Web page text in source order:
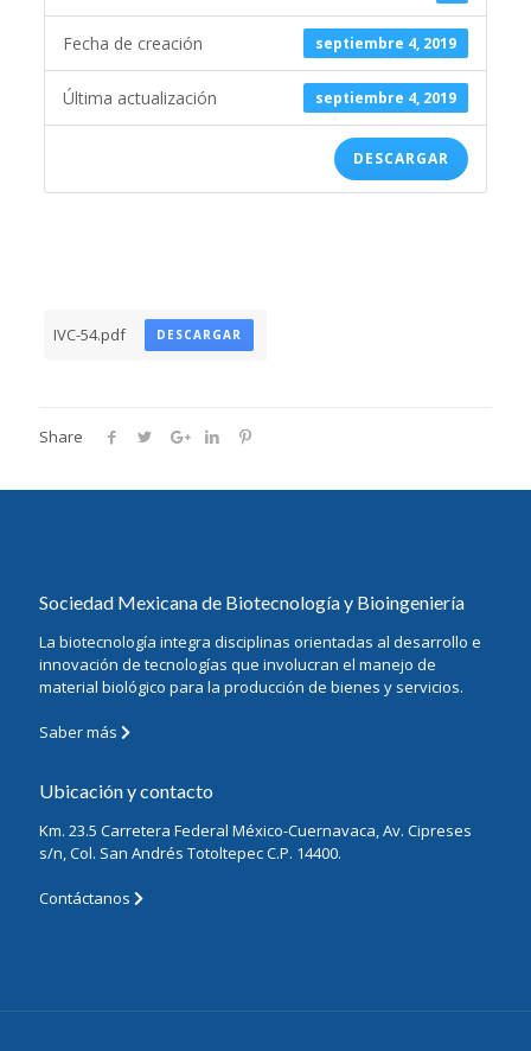
septiembre 4, 2019
Fecha de creación
septiembre 4, 2019
Última actualización
DESCARGAR
IVC-54.pdf DESCARGAR
Share
Sociedad Mexicana de Biotecnología y Bioingeniería
La biotecnología integra disciplinas orientadas al desarrollo e
innovación de tecnologías que involucran el manejo de
material biológico para la producción de bienes y servicios.
Saber más
Ubicación y contacto
Km. 23.5 Carretera Federal México-Cuernavaca, Av. Cipreses
s/n, Col. San Andrés Totoltepec C.P. 14400.
Contáctanos